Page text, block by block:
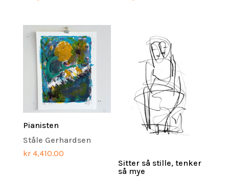
Pianisten
Ståle Gerhardsen
kr4,410.00
Sitter så stille, tenker
så mye